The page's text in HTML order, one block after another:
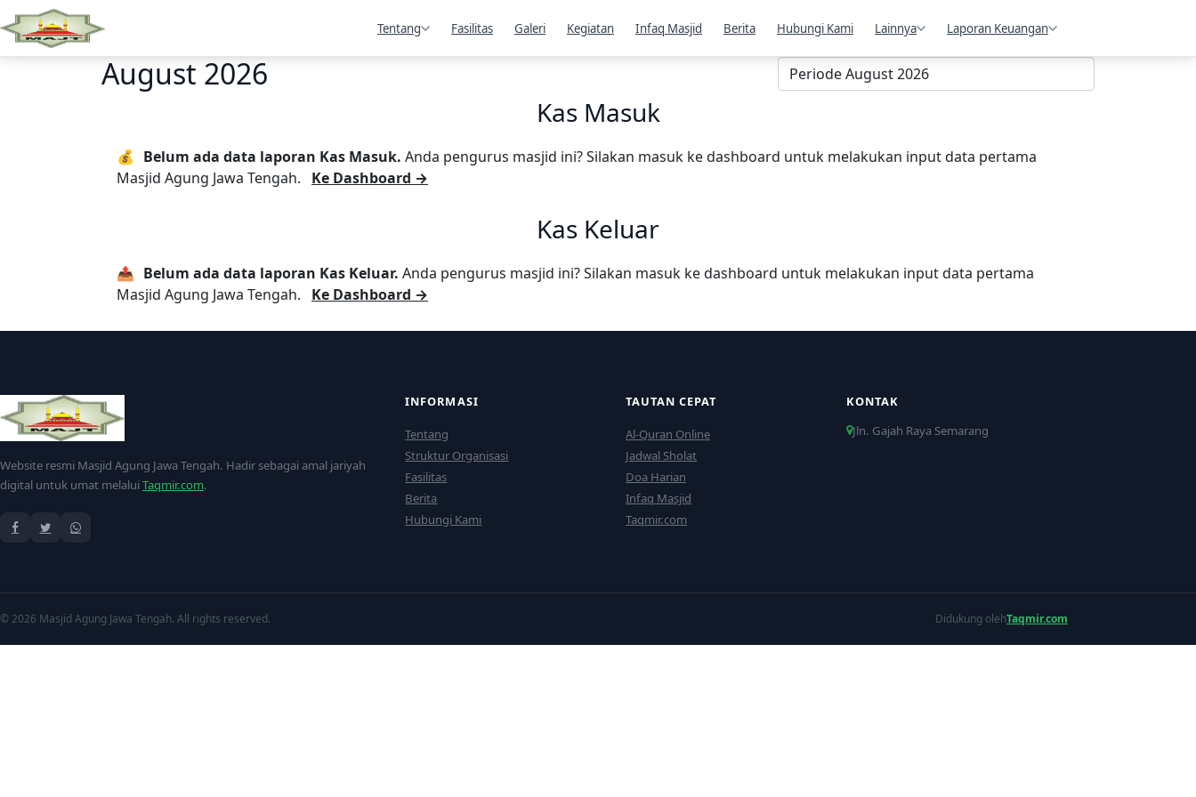
Tentang Fasilitas Galeri Kegiatan Infaq Masjid Berita Hubungi Kami Lainnya Laporan Keuangan
August 2026
Kas Masuk
💰 Belum ada data laporan Kas Masuk. Anda pengurus masjid ini? Silakan masuk ke dashboard untuk melakukan input data pertama
Masjid Agung Jawa Tengah.
Ke Dashboard →
Kas Keluar
📤 Belum ada data laporan Kas Keluar. Anda pengurus masjid ini? Silakan masuk ke dashboard untuk melakukan input data pertama
Masjid Agung Jawa Tengah.
Ke Dashboard →
Website resmi Masjid Agung Jawa Tengah. Hadir sebagai amal jariyah
digital untuk umat melalui Taqmir.com.
INFORMASI
Tentang
Struktur Organisasi
Fasilitas
Berita
Hubungi Kami
TAUTAN CEPAT
Al-Quran Online
Jadwal Sholat
Doa Harian
Infaq Masjid
Taqmir.com
KONTAK
Jln. Gajah Raya Semarang
© 2026 Masjid Agung Jawa Tengah. All rights reserved. Didukung olehTaqmir.com